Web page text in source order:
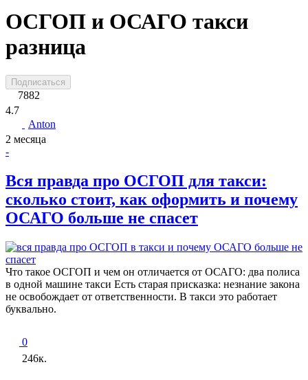
ОСГОП и ОСАГО такси
разница
Подписаться
7882
4.7
Anton
2 месяца
-
Вся правда про ОСГОП для такси:
сколько стоит, как оформить и почему
ОСАГО больше не спасет
Что такое ОСГОП и чем он отличается от ОСАГО: два полиса
в одной машине такси Есть старая присказка: незнание закона
не освобождает от ответственности. В такси это работает
буквально.
0
246к.